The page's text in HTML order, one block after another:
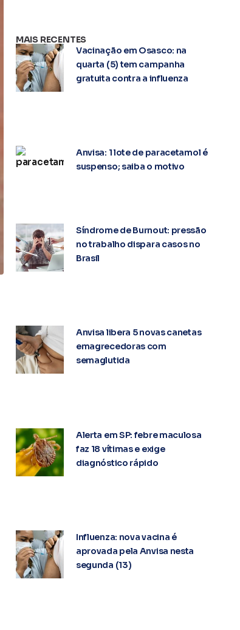
MAIS RECENTES
Vacinação em Osasco: na
quarta (5) tem campanha
gratuita contra a influenza
Anvisa: 1 lote de paracetamol é
suspenso; saiba o motivo
Síndrome de Burnout: pressão
no trabalho dispara casos no
Brasil
Anvisa libera 5 novas canetas
emagrecedoras com
semaglutida
Alerta em SP: febre maculosa
faz 18 vítimas e exige
diagnóstico rápido
Influenza: nova vacina é
aprovada pela Anvisa nesta
segunda (13)